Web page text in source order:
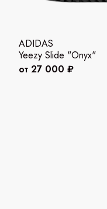
ADIDAS
Yeezy Slide "Onyx"
от 27 000 ₽